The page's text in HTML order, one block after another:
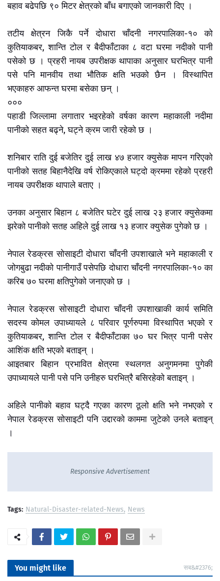
बहाव बढेपछि ९० मिटर क्षेत्रको बाँध बगाएको जानकारी दिए ।
तटीय क्षेत्रन जिकै पर्ने दोधारा चाँदनी नगरपालिका-१० को
कुतियाकबर, शान्ति टोल र बैदीफाँटाका ८ वटा घरमा नदीको पानी
पसेको छ । प्रहरी नायब उपरीक्षक थापाका अनुसार घरभित्र पानी
पसे पनि मानवीय तथा भौतिक क्षति भउको छैन । विस्थापित
भएकाहरु आफन्त घरमा बसेका छन् ।
०००
पहाडी जिल्लामा लगातार भइरहेको वर्षका कारण महाकाली नदीमा
पानीको सहत बढ्ने, घट्ने क्रम जारी रहेको छ ।
शनिबार राति दुई बजेतिर दुई लाख ४७ हजार क्युसेक मापन गरिएको
पानीको सतह बिहानैदेखि वर्ष रोकिएकाले घट्दो क्रममा रहेको प्रहरी
नायब उपरीक्षक थापाले बताए ।
उनका अनुसार बिहान ८ बजेतिर घटेर दुई लाख २३ हजार क्युसेकमा
झरेको पानीको सतह अहिले दुई लाख १३ हजार क्युसेक पुगेको छ ।
नेपाल रेडक्रस सोसाइटी दोधारा चाँदनी उपशाखाले भने महाकाली र
जोगबुढा नदीको पानीगाउँ पसेपछि दोधारा चाँदनी नगरपालिका-१० का
करिब ७० घरमा क्षतिपुगेको जनाएको छ ।
नेपाल रेडक्रस सोसाइटी दोधारा चाँदनी उपशाखाकी कार्य समिति
सदस्य कोमल उपाध्यायले ८ परिवार पूर्णरुपमा विस्थापित भएको र
कुतियाकबर, शान्ति टोल र बैदीफाँटाका ७० घर भित्र पानी पसेर
आशिंक क्षति भएको बताइन् ।
आइतबार बिहान प्रभावित क्षेत्रमा स्थलगत अनुगमनमा पुगेकी
उपाध्यायले पानी पसे पनि उनीहरु घरभित्रै बसिरहेको बताइन् ।
अहिले पानीको बहाव घट्दै गएका कारण ठूलो क्षति भने नभएको र
नेपाल रेडक्रस सोसाइटी पनि उद्दारको काममा जुटेको उनले बताइन्
।
Responsive Advertisement
Tags: Natural-Disaster-related-News News
You might like सब&#2376;